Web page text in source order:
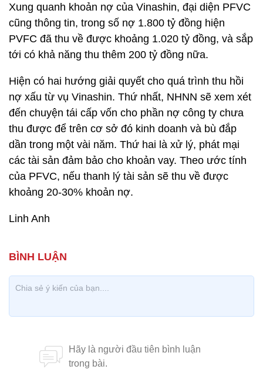
Xung quanh khoản nợ của Vinashin, đại diện PFVC
cũng thông tin, trong số nợ 1.800 tỷ đồng hiện
PVFC đã thu về được khoảng 1.020 tỷ đồng, và sắp
tới có khả năng thu thêm 200 tỷ đồng nữa.
Hiện có hai hướng giải quyết cho quá trình thu hồi
nợ xấu từ vụ Vinashin. Thứ nhất, NHNN sẽ xem xét
đến chuyện tái cấp vốn cho phần nợ công ty chưa
thu được để trên cơ sở đó kinh doanh và bù đắp
dần trong một vài năm. Thứ hai là xử lý, phát mại
các tài sản đảm bảo cho khoản vay. Theo ước tính
của PFVC, nếu thanh lý tài sản sẽ thu về được
khoảng 20-30% khoản nợ.
Linh Anh